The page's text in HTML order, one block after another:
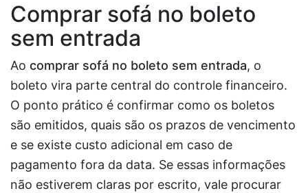
Comprar sofá no boleto
sem entrada
Ao comprar sofá no boleto sem entrada, o
boleto vira parte central do controle financeiro.
O ponto prático é confirmar como os boletos
são emitidos, quais são os prazos de vencimento
e se existe custo adicional em caso de
pagamento fora da data. Se essas informações
não estiverem claras por escrito, vale procurar